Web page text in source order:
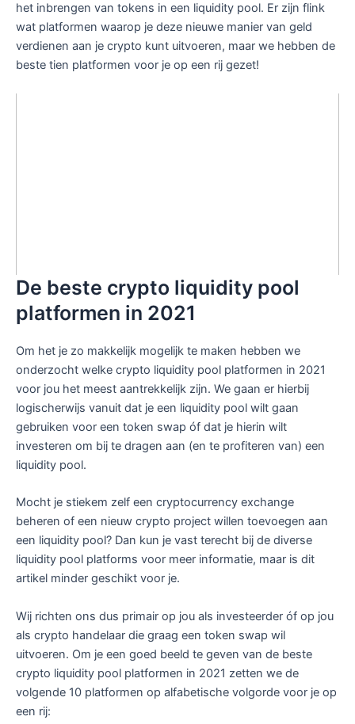
het inbrengen van tokens in een liquidity pool. Er zijn flink
wat platformen waarop je deze nieuwe manier van geld
verdienen aan je crypto kunt uitvoeren, maar we hebben de
beste tien platformen voor je op een rij gezet!
De beste crypto liquidity pool
platformen in 2021
Om het je zo makkelijk mogelijk te maken hebben we
onderzocht welke crypto liquidity pool platformen in 2021
voor jou het meest aantrekkelijk zijn. We gaan er hierbij
logischerwijs vanuit dat je een liquidity pool wilt gaan
gebruiken voor een token swap óf dat je hierin wilt
investeren om bij te dragen aan (en te profiteren van) een
liquidity pool.
Mocht je stiekem zelf een cryptocurrency exchange
beheren of een nieuw crypto project willen toevoegen aan
een liquidity pool? Dan kun je vast terecht bij de diverse
liquidity pool platforms voor meer informatie, maar is dit
artikel minder geschikt voor je.
Wij richten ons dus primair op jou als investeerder óf op jou
als crypto handelaar die graag een token swap wil
uitvoeren. Om je een goed beeld te geven van de beste
crypto liquidity pool platformen in 2021 zetten we de
volgende 10 platformen op alfabetische volgorde voor je op
een rij: